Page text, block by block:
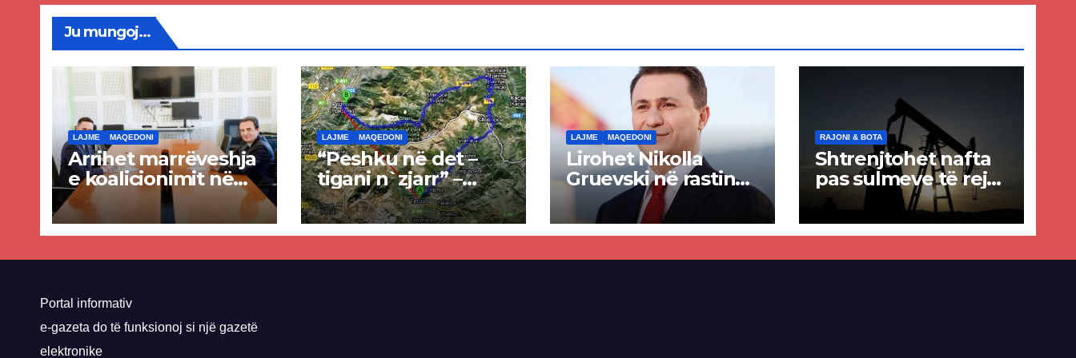
Ju mungoj...
LAJME MAQEDONI
Arrihet marrëveshja
e koalicionimit në
parim mes Kurtit
dhe Abdixhikut
LAJME MAQEDONI
“Peshku në det –
tigani n`zjarr” –
Ende pa u kryer
projekti i tunelit,
komuna e Tetovës
nis punimet për
LAJME MAQEDONI
Lirohet Nikolla
Gruevski në rastin
“Talir 2”, gjykata
rrëzon akuzat për
ndërtimin e
paligjshëm të selisë
RAJONI & BOTA
Shtrenjtohet nafta
pas sulmeve të reja
SHBA–Iran
Portal informativ
e-gazeta do të funksionoj si një gazetë
elektronike